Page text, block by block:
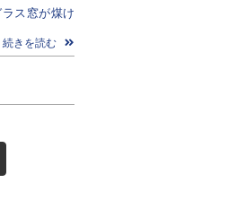
ス窓が煤け
続きを読む